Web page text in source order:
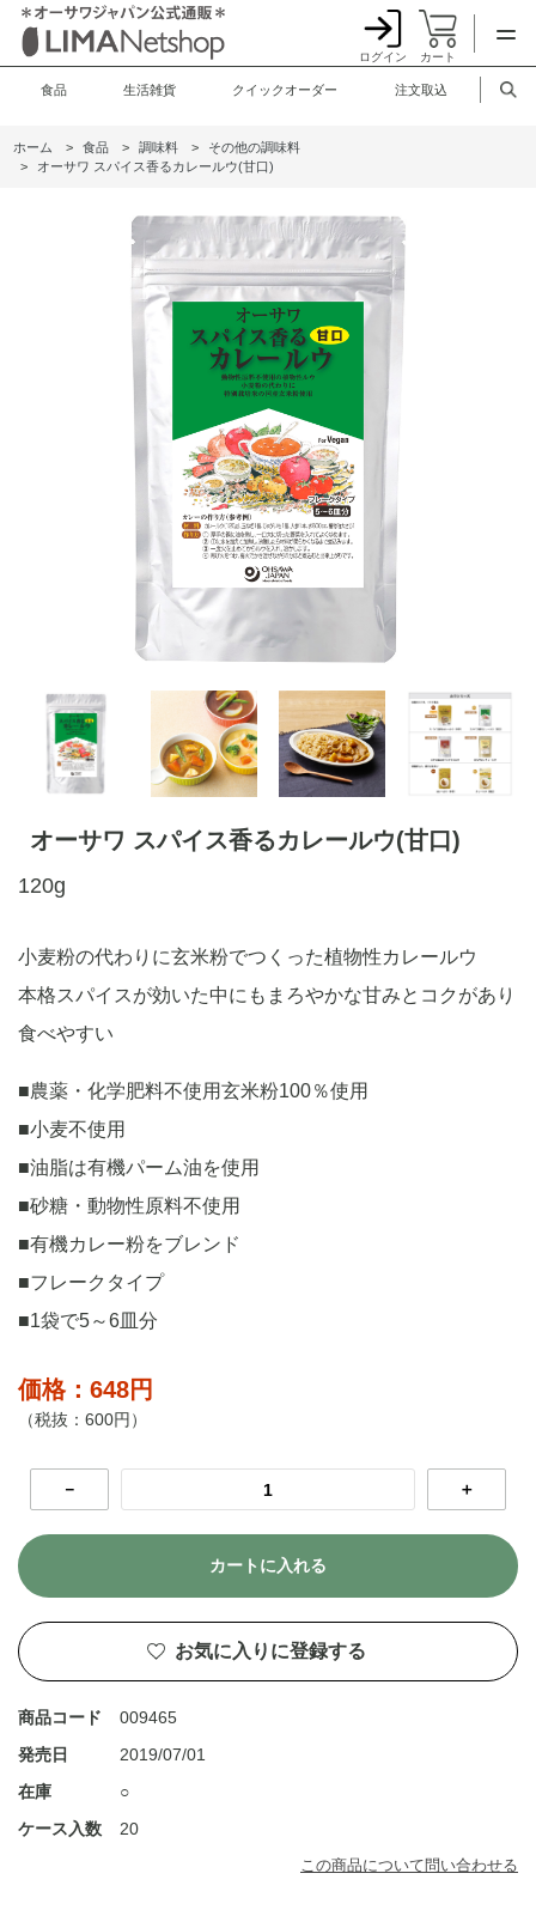
ログイン カート
食品 生活雑貨 クイックオーダー 注文取込
ホーム > 食品 > 調味料 >
その他の調味料
>
オーサワ スパイス香るカレールウ(甘口)
オーサワ スパイス香るカレールウ(甘口)
120g
小麦粉の代わりに玄米粉でつくった植物性カレールウ
本格スパイスが効いた中にもまろやかな甘みとコクがあり
食べやすい
■農薬・化学肥料不使用玄米粉100％使用
■小麦不使用
■油脂は有機パーム油を使用
■砂糖・動物性原料不使用
■有機カレー粉をブレンド
■フレークタイプ
■1袋で5～6皿分
価格：648円
（税抜：600円）
－ ＋
カートに入れる
お気に入りに登録する
商品コード
009465
発売日
2019/07/01
在庫
○
ケース入数
20
この商品について問い合わせる